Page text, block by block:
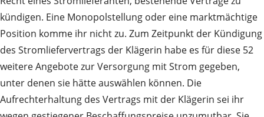
kündigen. Eine Monopolstellung oder eine marktmächtige
Position komme ihr nicht zu. Zum Zeitpunkt der Kündigung
des Stromliefervertrags der Klägerin habe es für diese 52
weitere Angebote zur Versorgung mit Strom gegeben,
unter denen sie hätte auswählen können. Die
Aufrechterhaltung des Vertrags mit der Klägerin sei ihr